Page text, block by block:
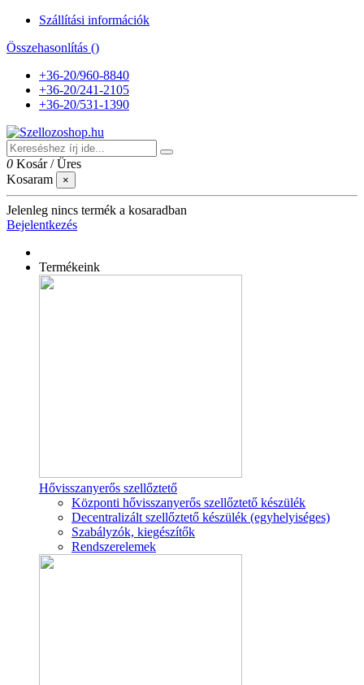
Szállítási információk
Összehasonlítás ()
+36-20/960-8840
+36-20/241-2105
+36-20/531-1390
0 Kosár /Üres
Kosaram
×
Jelenleg nincs termék a kosaradban
Bejelentkezés
Termékeink
Hővisszanyerős szellőztető
Központi hővisszanyerős szellőztető készülék
Decentralizált szellőztető készülék (egyhelyiséges)
Szabályzók, kiegészítők
Rendszerelemek